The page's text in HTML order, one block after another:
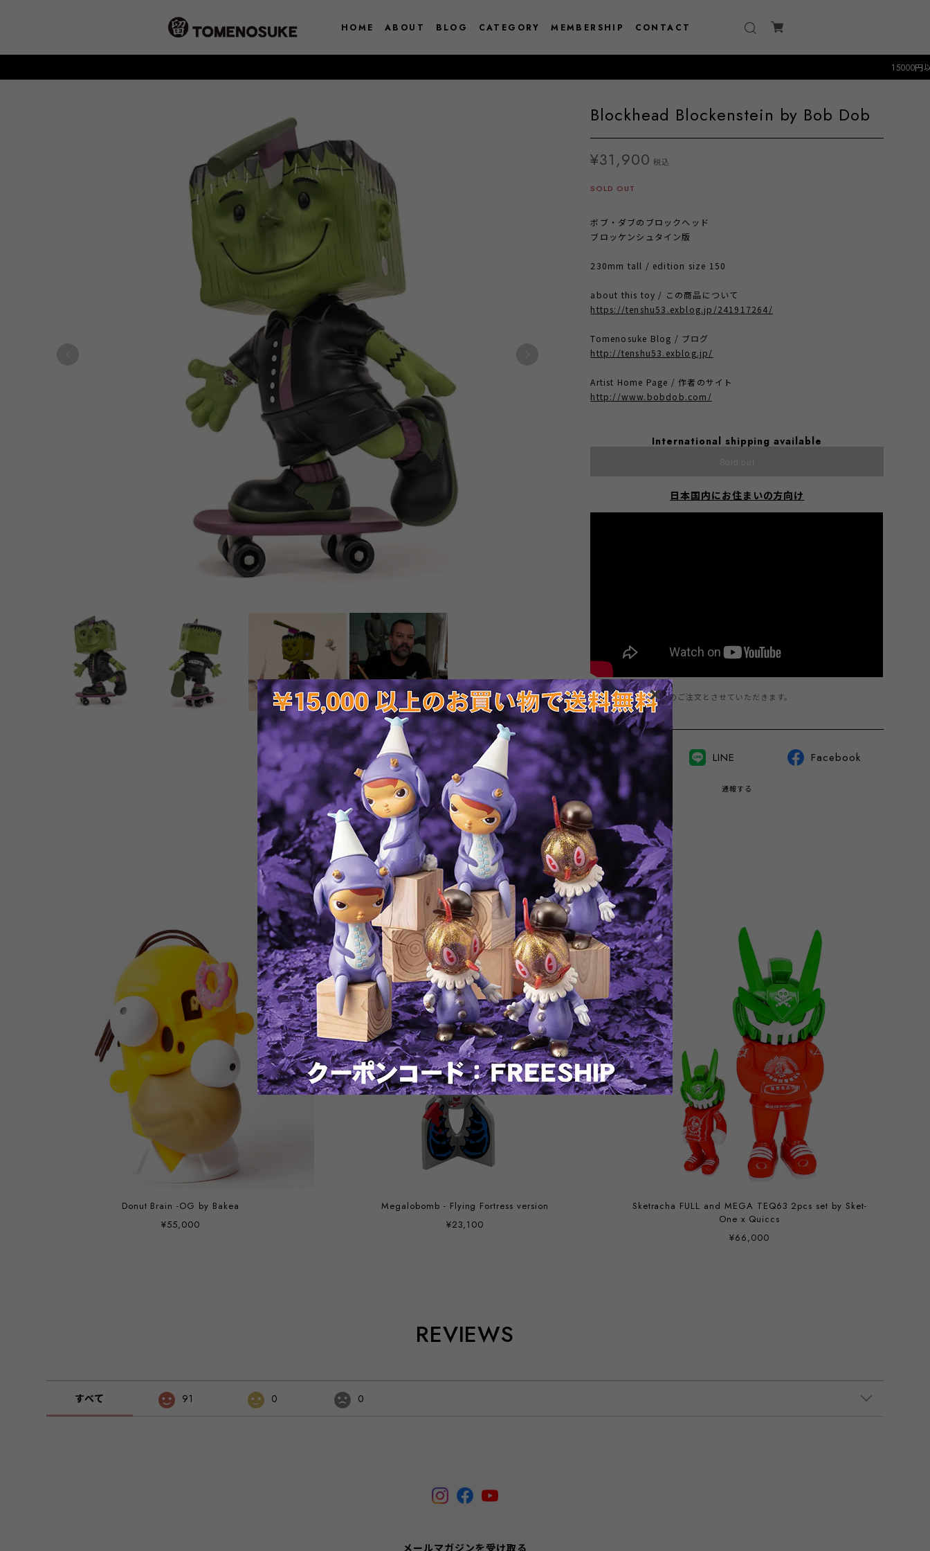
HOME ABOUT BLOG CATEGORY MEMBERSHIP CONTACT
15000円以上のお買
Blockhead Blockenstein by Bob Dob
¥31,900 税込
SOLD OUT
ボブ・ダブのブロックヘッド
ブロッケンシュタイン版
230mm tall / edition size 150
about this toy / この商品について
https://tenshu53.exblog.jp/241917264/
Tomenosuke Blog / ブログ
http://tenshu53.exblog.jp/
Artist Home Page / 作者のサイト
http://www.bobdob.com/
International shipping available
日本国内にお住まいの方向け
※この商品は1点までのご注文とさせていただきます。
Twitter LINE Facebook
通報する
RELATED ITEMS
Donut Brain -OG by Bakea
¥55,000
Megalobomb - Flying Fortress version
¥23,100
Sketracha FULL and MEGA TEQ63 2pcs set by Sket-
One x Quiccs
¥66,000
REVIEWS
すべて 91 0 0